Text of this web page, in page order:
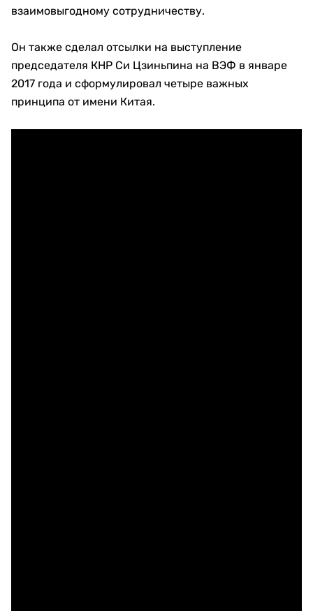
взаимовыгодному сотрудничеству.
Он также сделал отсылки на выступление
председателя КНР Си Цзиньпина на ВЭФ в январе
2017 года и сформулировал четыре важных
принципа от имени Китая.